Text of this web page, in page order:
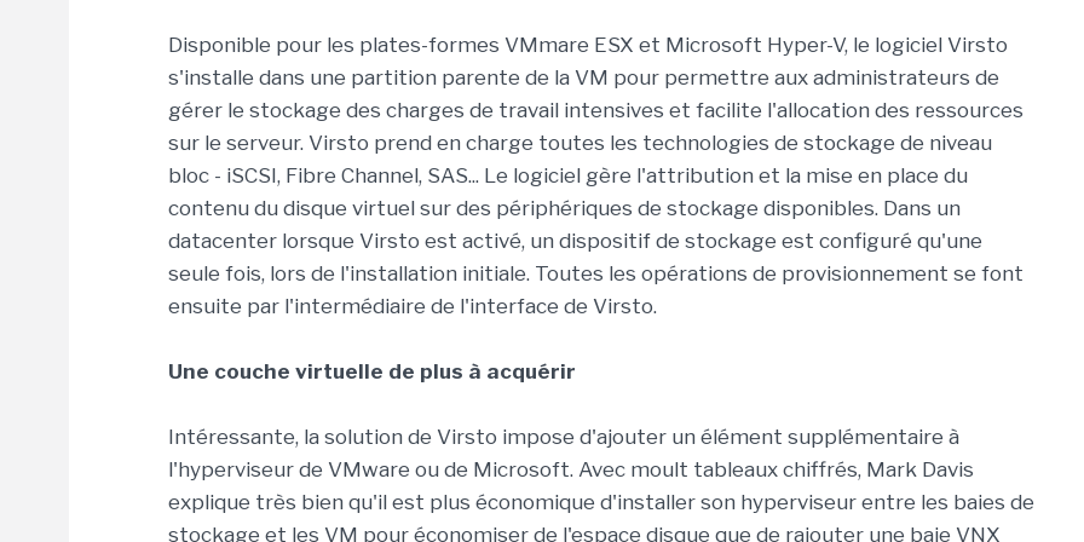
Disponible pour les plates-formes VMmare ESX et Microsoft Hyper-V, le logiciel Virsto
s'installe dans une partition parente de la VM pour permettre aux administrateurs de
gérer le stockage des charges de travail intensives et facilite l'allocation des ressources
sur le serveur. Virsto prend en charge toutes les technologies de stockage de niveau
bloc - iSCSI, Fibre Channel, SAS... Le logiciel gère l'attribution et la mise en place du
contenu du disque virtuel sur des périphériques de stockage disponibles. Dans un
datacenter lorsque Virsto est activé, un dispositif de stockage est configuré qu'une
seule fois, lors de l'installation initiale. Toutes les opérations de provisionnement se font
ensuite par l'intermédiaire de l'interface de Virsto.
Une couche virtuelle de plus à acquérir
Intéressante, la solution de Virsto impose d'ajouter un élément supplémentaire à
l'hyperviseur de VMware ou de Microsoft. Avec moult tableaux chiffrés, Mark Davis
explique très bien qu'il est plus économique d'installer son hyperviseur entre les baies de
stockage et les VM pour économiser de l'espace disque que de rajouter une baie VNX